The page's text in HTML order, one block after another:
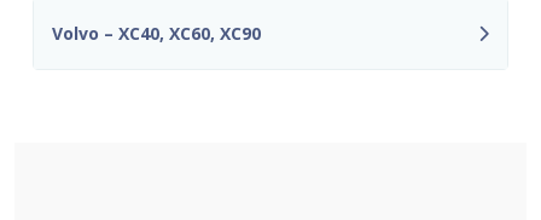
Volvo – XC40, XC60, XC90